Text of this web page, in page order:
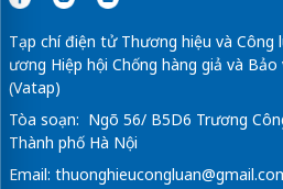
Tạp chí điện tử Thương hiệu và Công
ương Hiệp hội Chống hàng giả và
(Vatap)
Tòa soạn: Ngõ 56/ B5D6 Trương
Thành phố Hà Nội
Email: